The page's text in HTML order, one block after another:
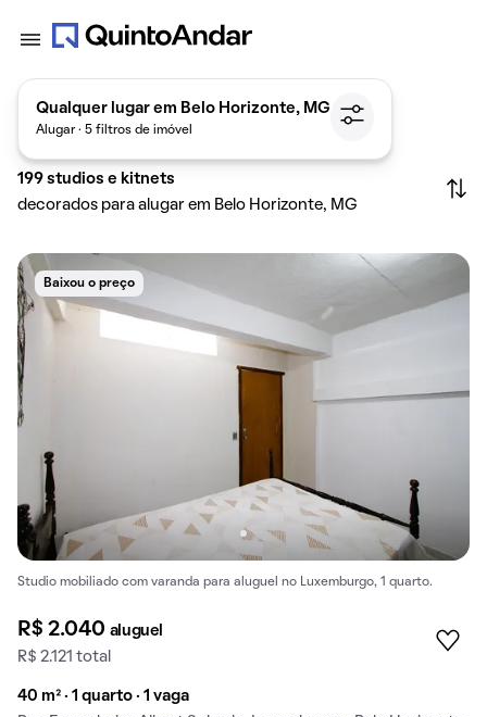
Qualquer lugar em Belo Horizonte, MG
Alugar · 5 filtros de imóvel
199 studios e kitnets
decorados para alugar em Belo Horizonte, MG
Baixou o preço
Studio mobiliado com varanda para aluguel no Luxemburgo, 1 quarto.
R$ 2.040 aluguel
R$ 2.121 total
40 m² · 1 quarto · 1 vaga